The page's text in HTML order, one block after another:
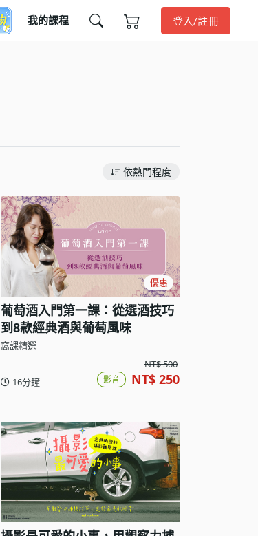
我的課程 登入/註冊
依熱門程度
優惠
葡萄酒入門第一課：從選酒技巧
到8款經典酒與葡萄風味
窩課精選
16分鐘
NT$ 500
影音 NT$ 250